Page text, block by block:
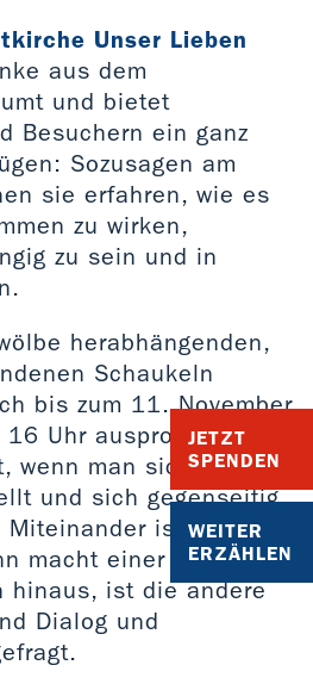
JETZT
SPENDEN
WEITER
ERZÄHLEN
Unser Lieben
aus dem
und bietet
Besuchern ein ganz
Sozusagen am
sie erfahren, wie es
zu wirken,
zu sein und in
herabhängenden,
Schaukeln
bis zum 11. November
Uhr ausprobieren, wie
wenn man sich
und sich gegenseitig
ist
macht einer nur sein
hinaus, ist die andere
Dialog und